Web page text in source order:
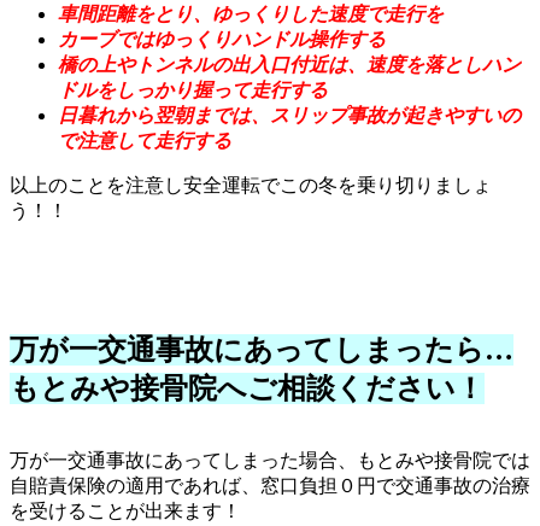
車間距離をとり、ゆっくりした速度で走行を
カーブではゆっくりハンドル操作する
橋の上やトンネルの出入口付近は、速度を落としハン
ドルをしっかり握って走行する
日暮れから翌朝までは、スリップ事故が起きやすいの
で注意して走行する
以上のことを注意し安全運転でこの冬を乗り切りましょ
う！！
万が一交通事故にあってしまったら…
もとみや接骨院へご相談ください！
万が一交通事故にあってしまった場合、もとみや接骨院では
自賠責保険の適用であれば、窓口負担０円で交通事故の治療
を受けることが出来ます！